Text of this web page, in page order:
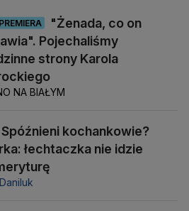
PREMIERA
"Żenada, co on
Pojechaliśmy
strony Karola
NA BIAŁYM
Spóźnieni kochankowie?
łechtaczka nie idzie